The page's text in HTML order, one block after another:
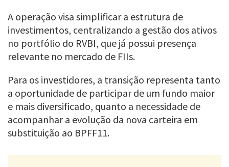
A operação visa simplificar a estrutura de
investimentos, centralizando a gestão dos ativos
no portfólio do RVBI, que já possui presença
relevante no mercado de FIIs.
Para os investidores, a transição representa tanto
a oportunidade de participar de um fundo maior
e mais diversificado, quanto a necessidade de
acompanhar a evolução da nova carteira em
substituição ao BPFF11.